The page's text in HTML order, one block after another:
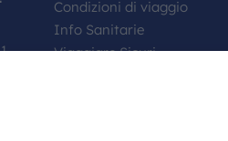
Condizioni di viaggio
Info Sanitarie
Viaggiare Sicuri